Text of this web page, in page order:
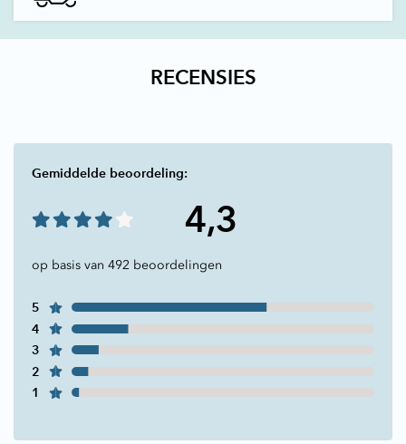
RECENSIES
Gemiddelde beoordeling:
4,3
op basis van 492 beoordelingen
5
4
3
2
1